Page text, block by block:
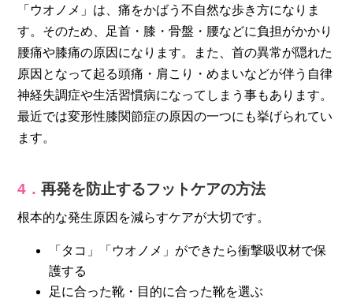
「ウオノメ」は、痛をかばう不自然な歩き方になりま
す。そのため、足首・膝・骨盤・腰などに負担がかかり
腰痛や膝痛の原因になります。また、首の異常が隠れた
原因となって起る頭痛・肩こり・めまいなどが伴う自律
神経失調症や生活習慣病になってしまう事もあります。
最近では変形性膝関節症の原因の一つにも挙げられてい
ます。
4．再発を防止するフットケアの方法
根本的な発生原因を減らすケアが大切です。
「タコ」「ウオノメ」ができたら衝撃吸収材で保
護する
足に合った靴・目的に合った靴を選ぶ